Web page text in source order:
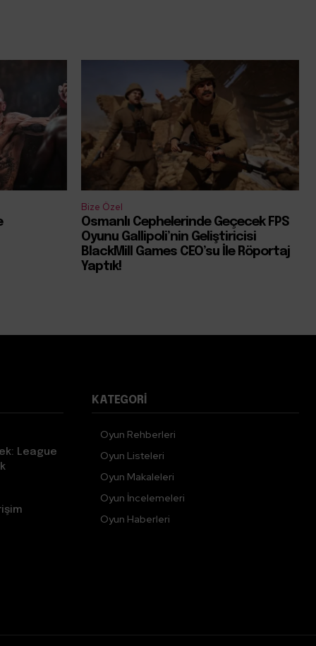
Bize Özel
Osmanlı Cephelerinde Geçecek FPS
Oyunu Gallipoli’nin Geliştiricisi
BlackMill Games CEO’su İle Röportaj
Yaptık!
League
KATEGORI
Oyun Rehberleri
Oyun Listeleri
Oyun Makaleleri
Oyun İncelemeleri
Oyun Haberleri